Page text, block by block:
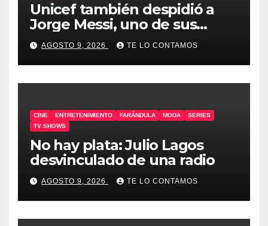
Unicef también despidió a
Jorge Messi, uno de sus
embajadores
AGOSTO 9, 2026 TE LO CONTAMOS
CINE ENTRETENIMIENTO FARÁNDULA MODA
SERIES
TV SHOWS
No hay plata: Julio Lagos
desvinculado de una radio
AGOSTO 9, 2026 TE LO CONTAMOS